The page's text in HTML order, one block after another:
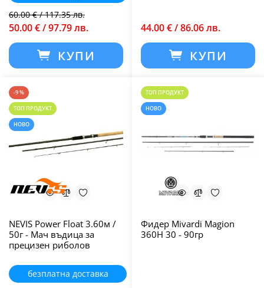
60.00 € / 117.35 лв.
50.00 € / 97.79 лв.
КУПИ
44.00 € / 86.06 лв.
КУПИ
-9 %
ТОП ПРОДУКТ
НОВО
NEVIS Power Float 3.60м /
50г - Мач въдица за
прецизен риболов
безплатна доставка
ТОП ПРОДУКТ
НОВО
Фидер Mivardi Magion
360H 30 - 90гр